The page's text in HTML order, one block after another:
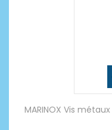
MARINOX Vis